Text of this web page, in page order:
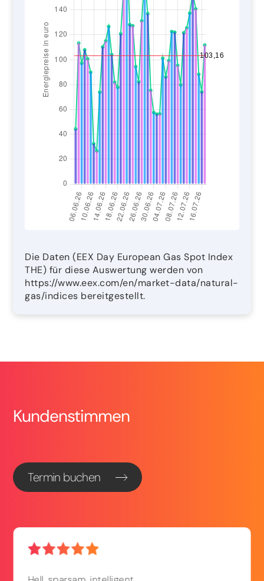
Die Daten (EEX Day European Gas Spot Index
THE) für diese Auswertung werden von
https://www.eex.com/en/market-data/natural-
gas/indices bereitgestellt.
Kundenstimmen
Termin buchen